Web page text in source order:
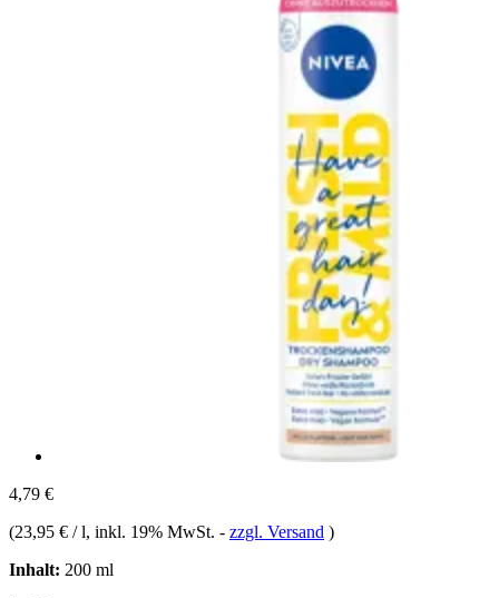
4,79 €
(23,95 € / l, inkl. 19% MwSt. - zzgl. Versand )
Inhalt: 200 ml